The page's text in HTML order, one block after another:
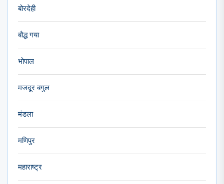
बोरदेही
बौद्ध गया
भोपाल
मजदूर बगुल
मंडला
मणिपुर
महाराष्ट्र